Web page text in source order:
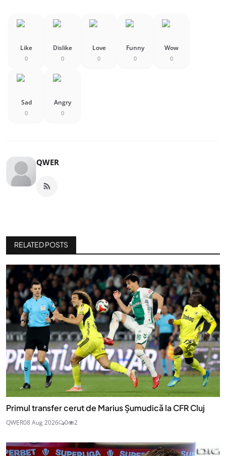
Like
0
Dislike
0
Love
0
Funny
0
Wow
0
Sad
0
Angry
0
QWER
RELATED POSTS
Primul transfer cerut de Marius Șumudică la CFR Cluj
QWER08 Aug 2026 0 2